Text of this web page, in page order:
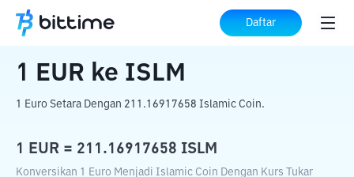
Daftar
Beranda Konverter Kripto ke ISLM
1 EUR ke ISLM
1 Euro Setara Dengan 211.16917658 Islamic Coin.
1 EUR = 211.16917658 ISLM
Konversikan 1 Euro Menjadi Islamic Coin Dengan Kurs Tukar